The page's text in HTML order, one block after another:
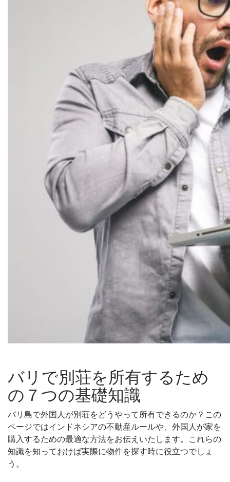
バリで別荘を所有するため
の７つの基礎知識
バリ島で外国人が別荘をどうやって所有できるのか？この
ページではインドネシアの不動産ルールや、外国人が家を
購入するための最適な方法をお伝えいたします。これらの
知識を知っておけば実際に物件を探す時に役立つでしょ
う。